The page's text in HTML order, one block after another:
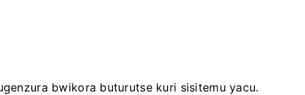
bwikora buturutse kuri sisitemu yacu.